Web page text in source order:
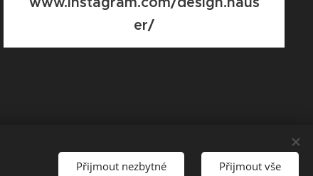
er/
Přijmout nezbytné Přijmout vše